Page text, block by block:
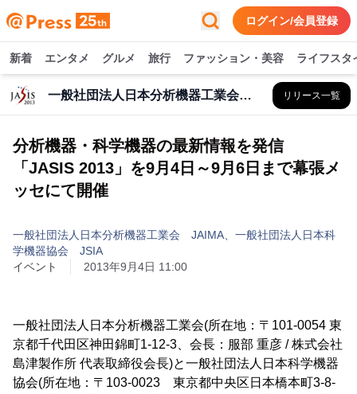
ログイン/会員登録
新着 エンタメ グルメ 旅行 ファッション・美容 ライフスタ
一般社団法人日本分析機器工業会 JAIMA、一般社団法人日本科学機器協会 JSIA リリース一覧
分析機器・科学機器の最新情報を発信
「JASIS 2013」を9月4日～9月6日まで幕張メ
ッセにて開催
一般社団法人日本分析機器工業会 JAIMA、一般社団法人日本科
学機器協会 JSIA
イベント
2013年9月4日 11:00
一般社団法人日本分析機器工業会(所在地：〒101-0054 東
京都千代田区神田錦町1-12-3、会長：服部 重彦 / 株式会社
島津製作所 代表取締役会長)と一般社団法人日本科学機器
協会(所在地：〒103-0023 東京都中央区日本橋本町3-8-